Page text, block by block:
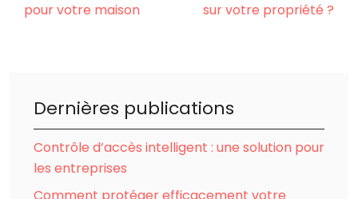
pour votre maison
sur votre propriété ?
Dernières publications
Contrôle d’accès intelligent : une solution pour
les entreprises